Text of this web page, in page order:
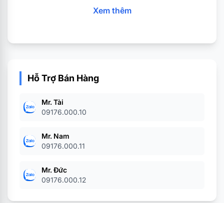
(tuỳ theo dòng sản phẩm).
Ổ cứng dành cho doanh nghiệp
Nytro Enterprise SSD. Với các dung lượng từ
240GB đến 16TB (tuỳ theo dòng sản phẩm).
Xem thêm
Hỗ Trợ Bán Hàng
Mr. Tài
09176.000.10
Mr. Nam
09176.000.11
Mr. Đức
09176.000.12